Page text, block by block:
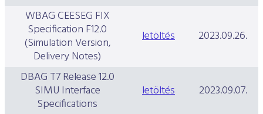
WBAG CEESEG FIX
Specification F12.0
(Simulation Version,
Delivery Notes)
letöltés 2023.09.26.
DBAG T7 Release 12.0
SIMU Interface
Specifications
letöltés 2023.09.07.